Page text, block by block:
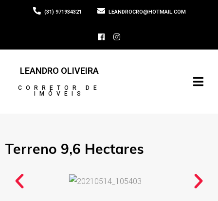
(31) 971934321 LEANDROCRO@HOTMAIL.COM
LEANDRO OLIVEIRA
CORRETOR DE
IMÓVEIS
Terreno 9,6 Hectares